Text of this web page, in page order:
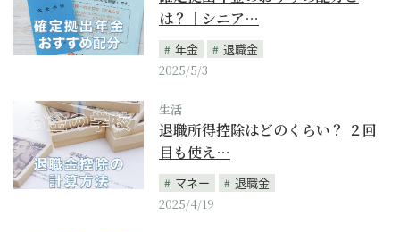
は？｜シニア…
年金
退職金
2025/5/3
生活
退職所得控除はどのくらい？ ２回
目も使え…
マネー
退職金
2025/4/19